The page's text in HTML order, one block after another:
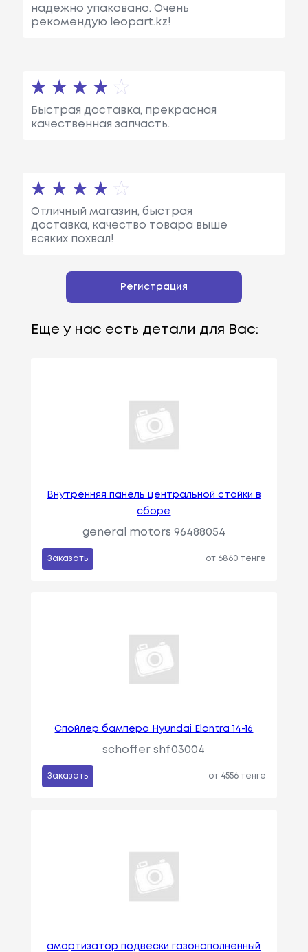
надежно упаковано. Очень
рекомендую leopart.kz!
Быстрая доставка, прекрасная
качественная запчасть.
Отличный магазин, быстрая
доставка, качество товара выше
всяких похвал!
Регистрация
Еще у нас есть детали для Вас:
Внутренняя панель центральной стойки в
сборе
general motors 96488054
Заказать от 6860 тенге
Спойлер бампера Hyundai Elantra 14-16
schoffer shf03004
Заказать от 4556 тенге
амортизатор подвески газонаполненный